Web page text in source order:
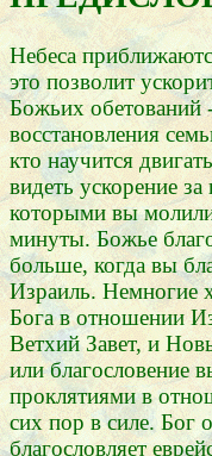
Небеса
это позволит
Божьих обетований
восстановления
кто научится
видеть ускорение
которыми вы
минуты. Божье
больше, когда вы
Израиль. Немногие
Бога в отношении
Ветхий Завет, и
или благословение
проклятиями в
сих пор в силе. Бог
благословляет